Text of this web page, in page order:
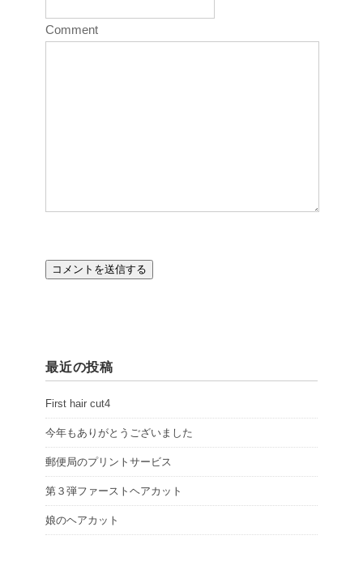
Comment
最近の投稿
First hair cut4
今年もありがとうございました
郵便局のプリントサービス
第３弾ファーストヘアカット
娘のヘアカット